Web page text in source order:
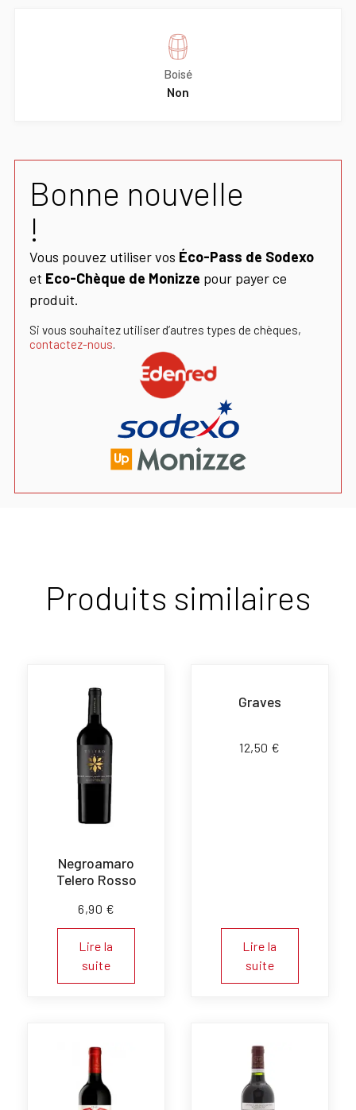
Boisé
Non
Bonne nouvelle
!
Vous pouvez utiliser vos Éco-Pass de Sodexo
et Eco-Chèque de Monizze pour payer ce
produit.
Si vous souhaitez utiliser d’autres types de chèques,
contactez-nous.
Produits similaires
Negroamaro
Telero Rosso
6,90 €
Lire la
suite
Graves
12,50 €
Lire la
suite